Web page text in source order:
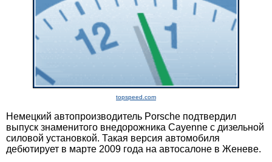
topspeed.com
Немецкий автопроизводитель Porsche подтвердил
выпуск знаменитого внедорожника Cayenne с дизельной
силовой установкой. Такая версия автомобиля
дебютирует в марте 2009 года на автосалоне в Женеве.